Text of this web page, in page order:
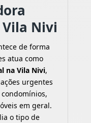
Nivi
de forma
atua como
na Vila Nivi,
urgentes
em geral.
o tipo de